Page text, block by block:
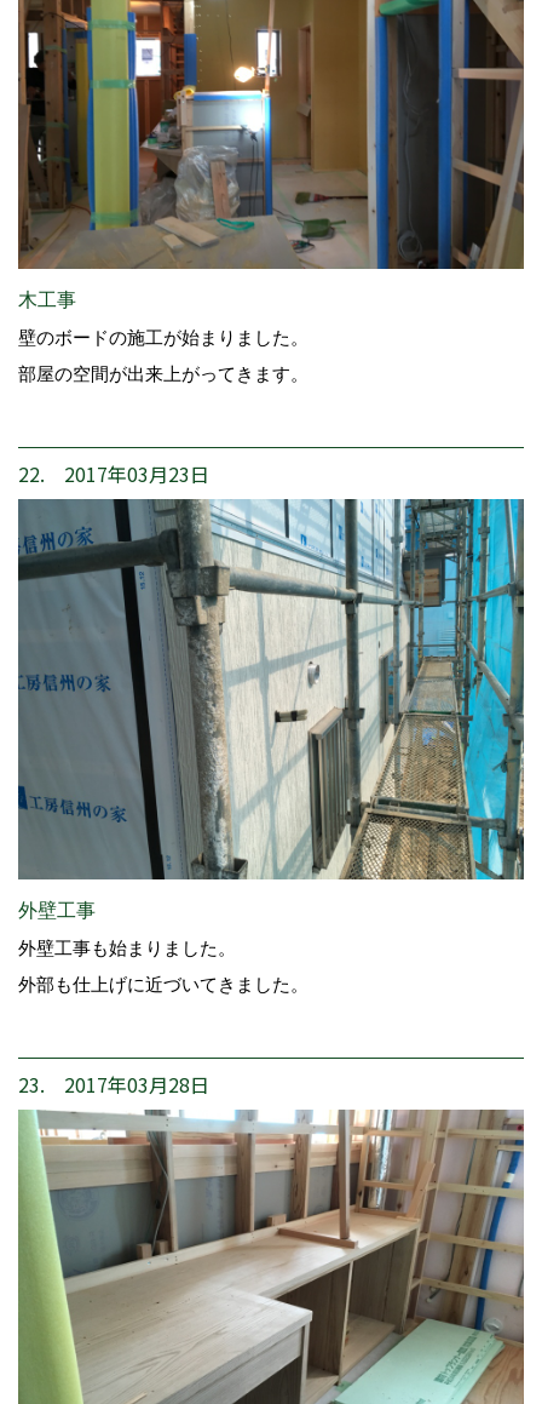
木工事
壁のボードの施工が始まりました。
部屋の空間が出来上がってきます。
22. 2017年03月23日
外壁工事
外壁工事も始まりました。
外部も仕上げに近づいてきました。
23. 2017年03月28日